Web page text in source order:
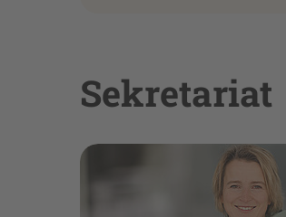
Sekretariat